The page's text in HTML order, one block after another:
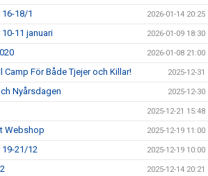
18/1 2026-01-14 20:25
11 januari 2026-01-09 18:30
2026-01-08 21:00
För Både Tjejer och Killar! 2025-12-31
Nyårsdagen 2025-12-30
2025-12-21 15:48
Webshop 2025-12-19 11:00
21/12 2025-12-19 10:00
2025-12-14 20:21